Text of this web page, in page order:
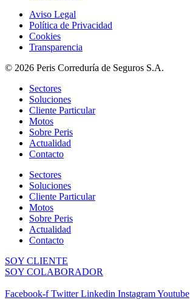
Aviso Legal
Política de Privacidad
Cookies
Transparencia
© 2026 Peris Correduría de Seguros S.A.
Sectores
Soluciones
Cliente Particular
Motos
Sobre Peris
Actualidad
Contacto
Sectores
Soluciones
Cliente Particular
Motos
Sobre Peris
Actualidad
Contacto
SOY CLIENTE
SOY COLABORADOR
Facebook-f Twitter Linkedin InstagramYoutube